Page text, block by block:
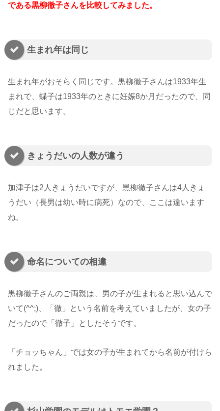
である黒柳徹子さんを比較してみました。
生まれ年は同じ
生まれ年がおそらく同じです。黒柳徹子さんは1933年生
まれで、蝶子は1933年のときに妊娠8か月だったので、同
じだと思います。
きょうだいの人数が違う
加津子は2人きょうだいですが、黒柳徹子さんは4人きょ
うだい（長男は幼い時に病死）なので、ここは違います
ね。
命名についての相違
黒柳徹子さんのご両親は、男の子が生まれると思い込んで
いて(^^;)、「徹」という名前を考えていましたが、女の子
だったので「徹子」としたそうです。
「チョッちゃん」では女の子が生まれてから名前が付けら
れました。